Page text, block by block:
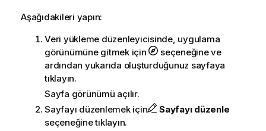
Aşağıdakileri yapın:
Veri yükleme düzenleyicisinde, uygulama
görünümüne gitmek için
seçeneğine ve
ardından yukarıda oluşturduğunuz sayfaya
tıklayın.
Sayfa görünümü açılır.
Sayfayı düzenlemek için
Sayfayı düzenle
seçeneğine tıklayın.